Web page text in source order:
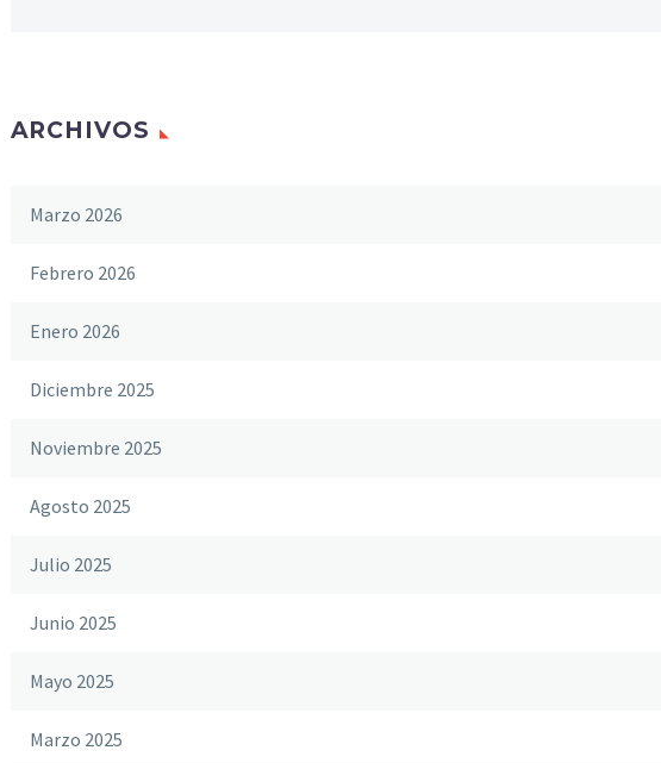
ARCHIVOS
Marzo 2026
Febrero 2026
Enero 2026
Diciembre 2025
Noviembre 2025
Agosto 2025
Julio 2025
Junio 2025
Mayo 2025
Marzo 2025